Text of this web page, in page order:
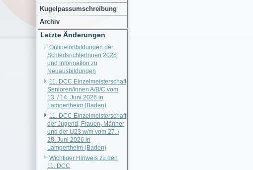
Kugelpassumschreibung
Archiv
Letzte Änderungen
Onlinefortbildungen der
SchiedsrichterInnen 2026
und Information zu
Neuausbildungen
11. DCC Einzelmeisterschaft
Senioren/innen A/B/C vom
13. / 14. Juni 2026 in
Lampertheim (Baden)
11. DCC Einzelmeisterschaft
der Jugend, Frauen, Männer
und der U23 w/m vom 27. /
28. Juni 2026 in
Lampertheim (Baden)
Wichtiger Hinweis zu den
11. DCC